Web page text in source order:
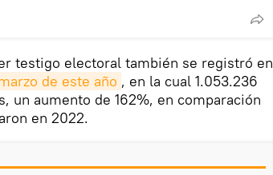
testigo electoral también se registró en
de este año , en la cual 1.053.236
un aumento de 162%, en comparación
en 2022.